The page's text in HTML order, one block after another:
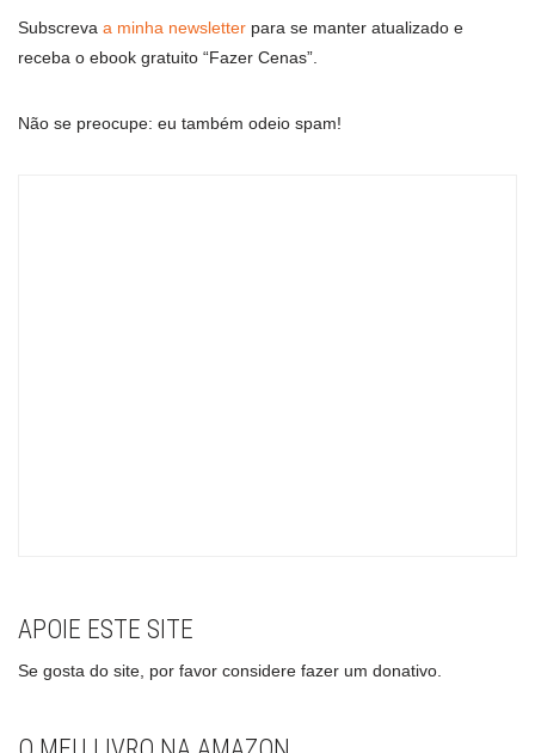
Subscreva a minha newsletter para se manter atualizado e
receba o ebook gratuito “Fazer Cenas”.
Não se preocupe: eu também odeio spam!
APOIE ESTE SITE
Se gosta do site, por favor considere fazer um donativo.